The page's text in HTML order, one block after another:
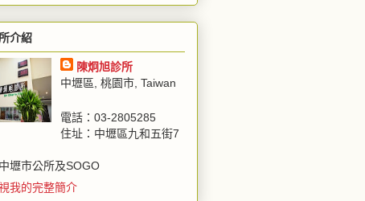
介紹
陳炯旭診所
中壢區, 桃園市, Taiwan
電話：03-2805285
住址：中壢區九和五街7
壢市公所及SOGO
我的完整簡介